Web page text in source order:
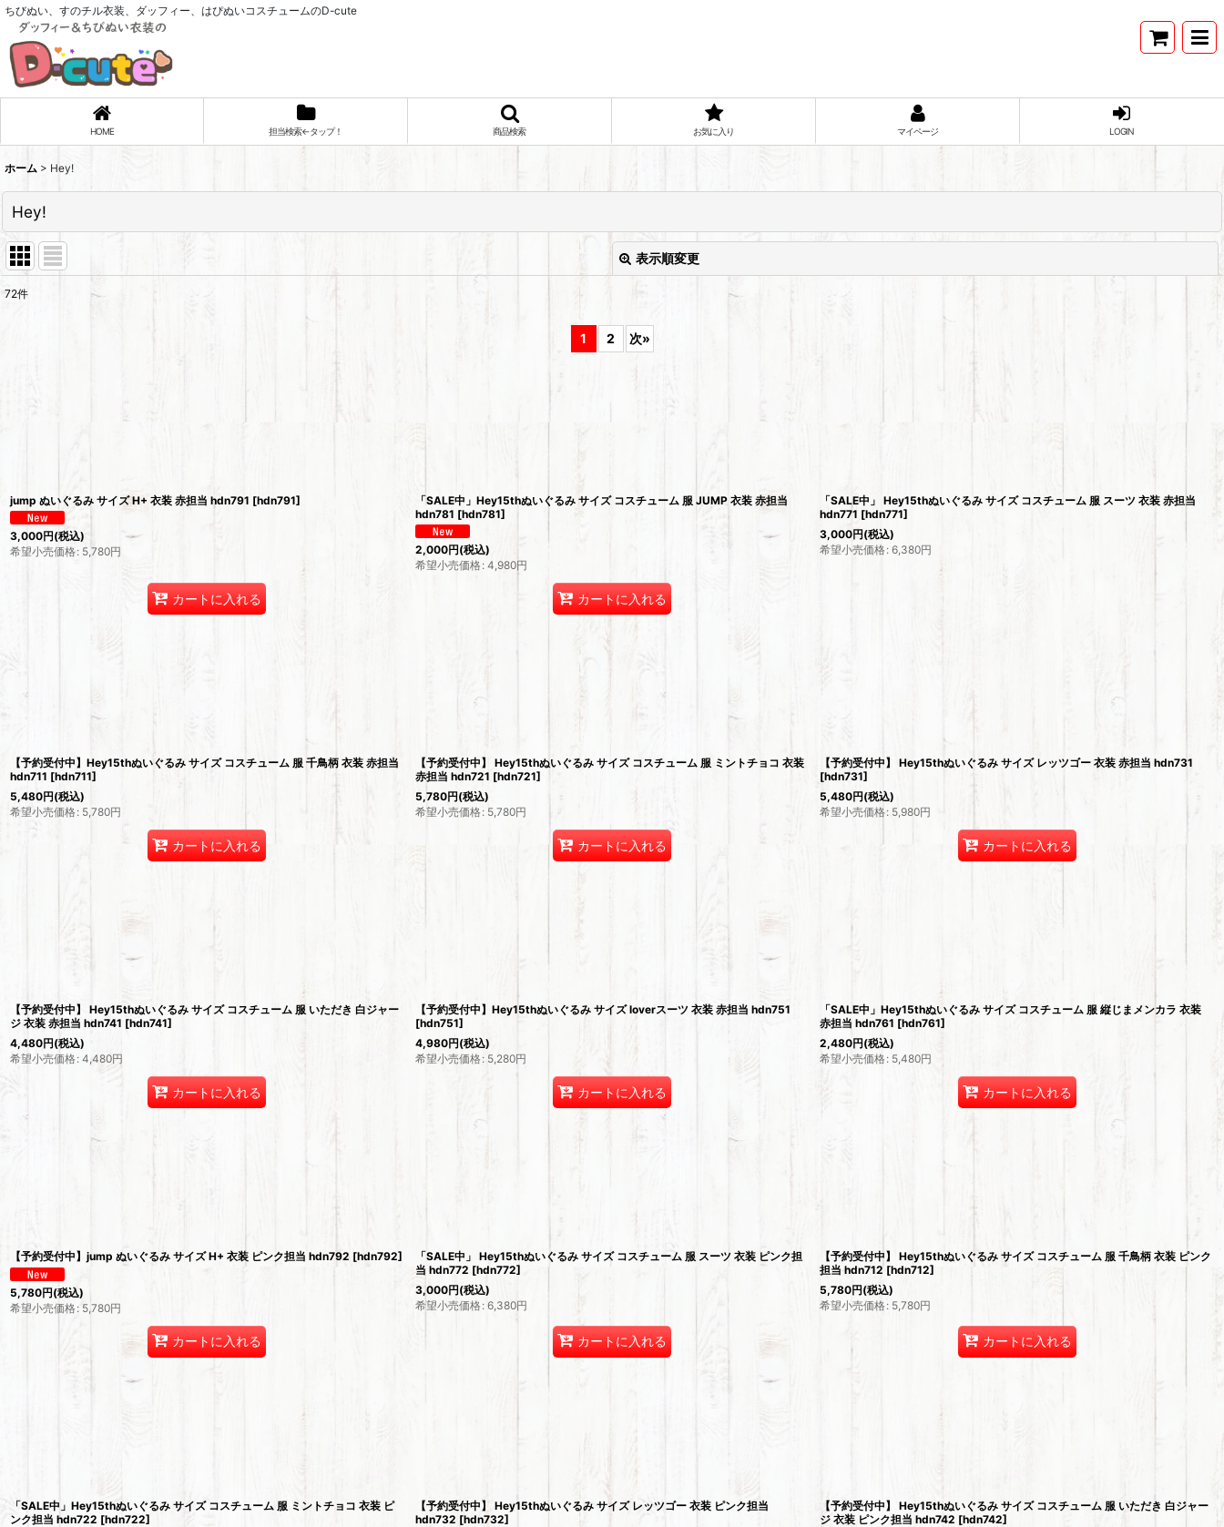
ちびぬい、すのチル衣装、ダッフィー、はぴぬいコスチュームのD-cute
HOME 担当検索←タップ！ 商品検索 お気に入り マイページ LOGIN
ホーム > Hey!
Hey!
表示順変更
72件
1 2 次»
jump ぬいぐるみ サイズ H+ 衣装 赤担当 hdn791 [hdn791]
3,000円(税込)
希望小売価格: 5,780円
カートに入れる
「SALE中」Hey15thぬいぐるみ サイズ コスチューム 服 JUMP 衣装 赤担当
hdn781 [hdn781]
2,000円(税込)
希望小売価格 : 4,980円
カートに入れる
「SALE中」 Hey15thぬいぐるみ サイズ コスチューム 服 スーツ 衣装 赤担当
hdn771 [hdn771]
3,000円(税込)
希望小売価格 : 6,380円
【予約受付中】Hey15thぬいぐるみ サイズ コスチューム 服 千鳥柄 衣装 赤担当
hdn711 [hdn711]
5,480円(税込)
希望小売価格 : 5,780円
カートに入れる
【予約受付中】 Hey15thぬいぐるみ サイズ コスチューム 服 ミントチョコ 衣装
赤担当 hdn721 [hdn721]
5,780円(税込)
希望小売価格: 5,780円
カートに入れる
【予約受付中】 Hey15thぬいぐるみ サイズ レッツゴー 衣装 赤担当 hdn731
[hdn731]
5,480円(税込)
希望小売価格: 5,980円
カートに入れる
【予約受付中】 Hey15thぬいぐるみ サイズ コスチューム 服 いただき 白ジャー
ジ 衣装 赤担当 hdn741 [hdn741]
4,480円(税込)
希望小売価格: 4,480円
カートに入れる
【予約受付中】Hey15thぬいぐるみ サイズ loverスーツ 衣装 赤担当 hdn751
[hdn751]
4,980円(税込)
希望小売価格: 5,280円
カートに入れる
「SALE中」Hey15thぬいぐるみ サイズ コスチューム 服 縦じまメンカラ 衣装
赤担当 hdn761 [hdn761]
2,480円(税込)
希望小売価格: 5,480円
カートに入れる
【予約受付中】jump ぬいぐるみ サイズ H+ 衣装 ピンク担当 hdn792 [hdn792]
5,780円(税込)
希望小売価格: 5,780円
カートに入れる
「SALE中」 Hey15thぬいぐるみ サイズ コスチューム 服 スーツ 衣装 ピンク担
当 hdn772 [hdn772]
3,000円(税込)
希望小売価格 : 6,380円
カートに入れる
【予約受付中】 Hey15thぬいぐるみ サイズ コスチューム 服 千鳥柄 衣装 ピンク
担当 hdn712 [hdn712]
5,780円(税込)
希望小売価格: 5,780円
カートに入れる
「SALE中」Hey15thぬいぐるみ サイズ コスチューム 服 ミントチョコ 衣装 ピ
ンク担当 hdn722 [hdn722]
【予約受付中】 Hey15thぬいぐるみ サイズ レッツゴー 衣装 ピンク担当
hdn732 [hdn732]
【予約受付中】 Hey15thぬいぐるみ サイズ コスチューム 服 いただき 白ジャー
ジ 衣装 ピンク担当 hdn742 [hdn742]